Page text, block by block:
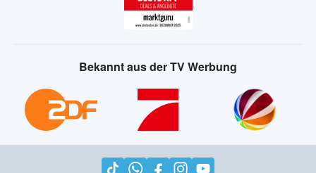
Bekannt aus der TV Werbung